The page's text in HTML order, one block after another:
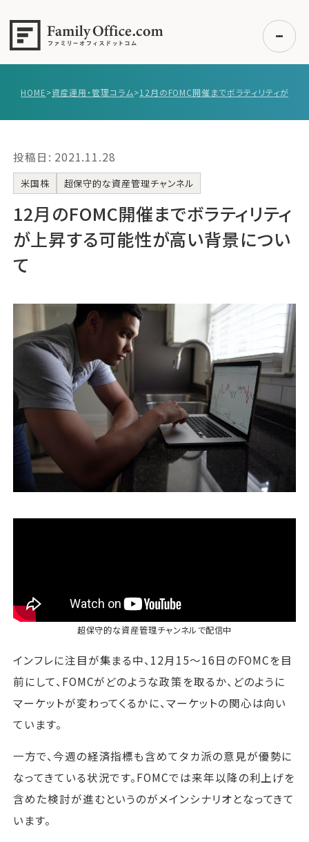
事例紹介
エキスパート一覧
無料講座
コラム
運営会社
ファミリーオフィスとは
関連書籍
メールマガジン登録
よくある質問
HOME>資産運用・管理コラム>
投稿日: 2021.11.28
米国株 超保守的な資産管理チャンネル
12月のFOMC開催までボラティリティ
が上昇する可能性が高い背景につい
て
超保守的な資産管理チャンネルで配信中
インフレに注目が集まる中、12月15～16日のFOMCを目
前にして、FOMCがどのような政策を取るか、どのように
マーケットが変わってくるかに、マーケットの関心は向い
ています。
一方で、今週の経済指標も含めてタカ派の意見が優勢に
なってきている状況です。FOMCでは来年以降の利上げを
含めた検討が進むというのがメインシナリオとなってきて
います。